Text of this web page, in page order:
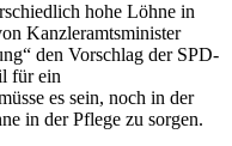
hohe Löhne in
Kanzleramtsminister
den Vorschlag der SPD-
für ein
es sein, noch in der
in der Pflege zu sorgen.